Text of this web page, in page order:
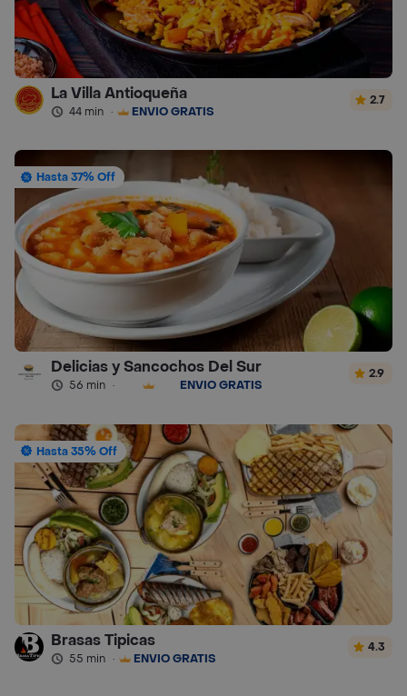
La Villa Antioqueña
44 min · ENVÍO GRATIS
2.7
Hasta 37% Off
Delicias y Sancochos Del Sur
56 min · ENVÍO GRATIS
2.9
Hasta 35% Off
Brasas Tipicas
55 min · ENVÍO GRATIS
4.3